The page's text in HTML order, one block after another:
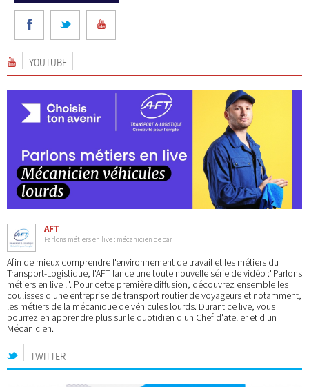
YOUTUBE
AFT
Parlons métiers en live : mécanicien de car
Afin de mieux comprendre l'environnement de travail et les métiers du
Transport-Logistique, l'AFT lance une toute nouvelle série de vidéo :"Parlons
métiers en live !". Pour cette première diffusion, découvrez ensemble les
coulisses d'une entreprise de transport routier de voyageurs et notamment,
les métiers de la mécanique de véhicules lourds. Durant ce live, vous
pourrez en apprendre plus sur le quotidien d'un Chef d'atelier et d'un
Mécanicien.
TWITTER